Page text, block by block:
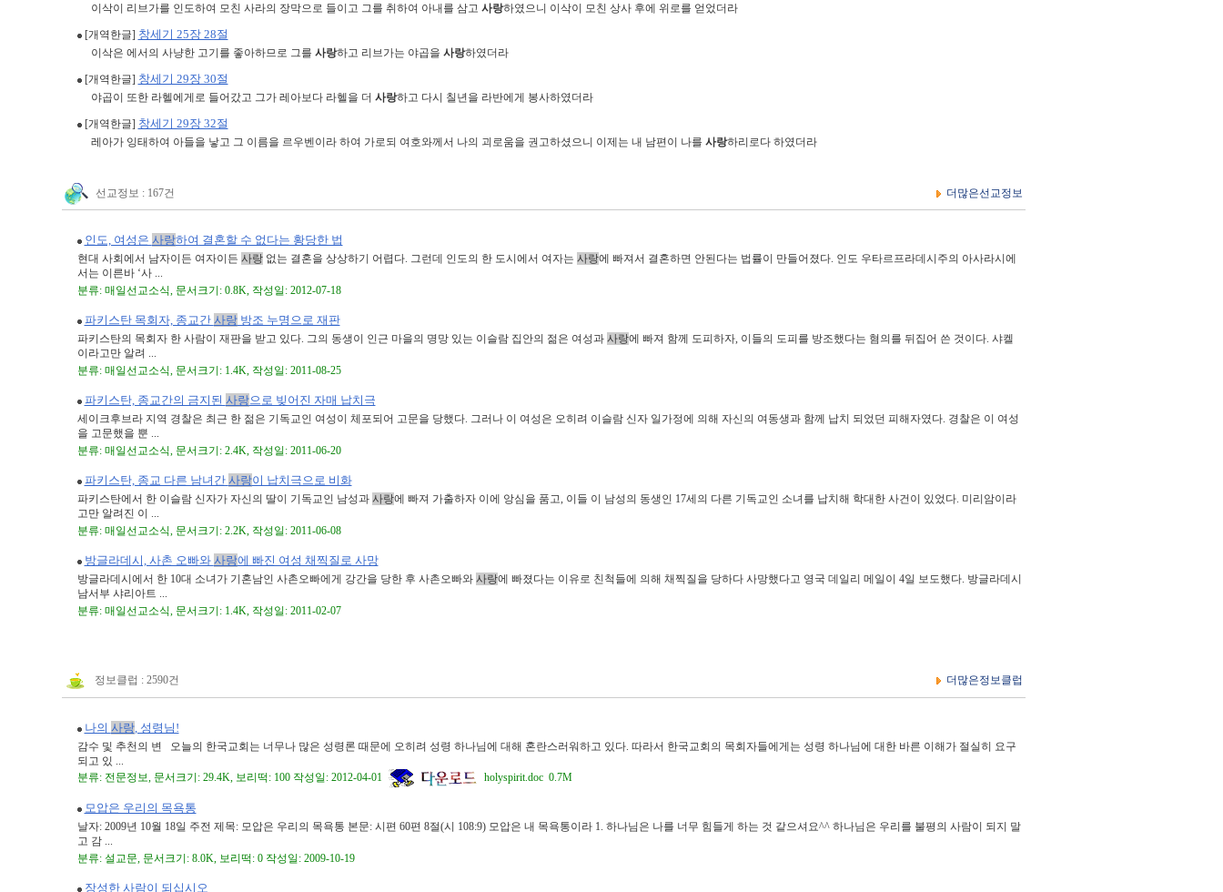
이삭이 리브가를 인도하여 모친 사라의 장막으로 들이고 그를 취하여 아내를 삼고 사랑하였으니 이삭이 모친 상사 후에 위로를 얻었더라
[개역한글] 창세기 25장 28절
이삭은 에서의 사냥한 고기를 좋아하므로 그를 사랑하고 리브가는 야곱을 사랑하였더라
[개역한글] 창세기 29장 30절
야곱이 또한 라헬에게로 들어갔고 그가 레아보다 라헬을 더 사랑하고 다시 칠년을 라반에게 봉사하였더라
[개역한글] 창세기 29장 32절
레아가 잉태하여 아들을 낳고 그 이름을 르우벤이라 하여 가로되 여호와께서 나의 괴로움을 권고하셨으니 이제는 내 남편이 나를 사랑하리로다 하였더라
선교정보 : 167건 더많은선교정보
인도, 여성은 사랑하여 결혼할 수 없다는 황당한 법
현대 사회에서 남자이든 여자이든 사랑없는 결혼을 상상하기 어렵다. 그런데 인도의 한 도시에서 여자는 사랑에 빠져서 결혼하면 안된다는 법률이 만들어졌다. 인도 우타르프라데시주의 아사라시에
서는 이른바 ‘사 ...
분류: 매일선교소식, 문서크기: 0.8K, 작성일: 2012-07-18
파키스탄 목회자, 종교간 사랑방조 누명으로 재판
파키스탄의 목회자 한 사람이 재판을 받고 있다. 그의 동생이 인근 마을의 명망 있는 이슬람 집안의 젊은 여성과 사랑에 빠져 함께 도피하자, 이들의 도피를 방조했다는 혐의를 뒤집어 쓴 것이다. 샤켈
이라고만 알려 ...
분류: 매일선교소식, 문서크기: 1.4K, 작성일: 2011-08-25
파키스탄, 종교간의 금지된 사랑으로 빚어진 자매 납치극
세이크후브라 지역 경찰은 최근 한 젊은 기독교인 여성이 체포되어 고문을 당했다. 그러나 이 여성은 오히려 이슬람 신자 일가정에 의해 자신의 여동생과 함께 납치 되었던 피해자였다. 경찰은 이 여성
을 고문했을 뿐 ...
분류: 매일선교소식, 문서크기: 2.4K, 작성일: 2011-06-20
파키스탄, 종교 다른 남녀간 사랑이 납치극으로 비화
파키스탄에서 한 이슬람 신자가 자신의 딸이 기독교인 남성과 사랑에 빠져 가출하자 이에 앙심을 품고, 이들 이 남성의 동생인 17세의 다른 기독교인 소녀를 납치해 학대한 사건이 있었다. 미리암이라
고만 알려진 이 ...
분류: 매일선교소식, 문서크기: 2.2K, 작성일: 2011-06-08
방글라데시, 사촌 오빠와 사랑에 빠진 여성 채찍질로 사망
방글라데시에서 한 10대 소녀가 기혼남인 사촌오빠에게 강간을 당한 후 사촌오빠와 사랑에 빠졌다는 이유로 친척들에 의해 채찍질을 당하다 사망했다고 영국 데일리 메일이 4일 보도했다. 방글라데시
남서부 샤리아트 ...
분류: 매일선교소식, 문서크기: 1.4K, 작성일: 2011-02-07
정보클럽 : 2590건 더많은정보클럽
나의 사랑, 성령님!
감수 및 추천의 변 오늘의 한국교회는 너무나 많은 성령론 때문에 오히려 성령 하나님에 대해 혼란스러워하고 있다. 따라서 한국교회의 목회자들에게는 성령 하나님에 대한 바른 이해가 절실히 요구
되고 있 ...
분류: 전문정보, 문서크기: 29.4K, 보리떡: 100 작성일: 2012-04-01
holyspirit.doc 0.7M
모압은 우리의 목욕통
날자: 2009년 10월 18일 주전 제목: 모압은 우리의 목욕통 본문: 시편 60편 8절(시 108:9) 모압은 내 목욕통이라 1. 하나님은 나를 너무 힘들게 하는 것 같으셔요^^ 하나님은 우리를 불평의 사람이 되지 말
고 감 ...
분류: 설교문, 문서크기: 8.0K, 보리떡: 0 작성일: 2009-10-19
장성한 사람이 되십시오